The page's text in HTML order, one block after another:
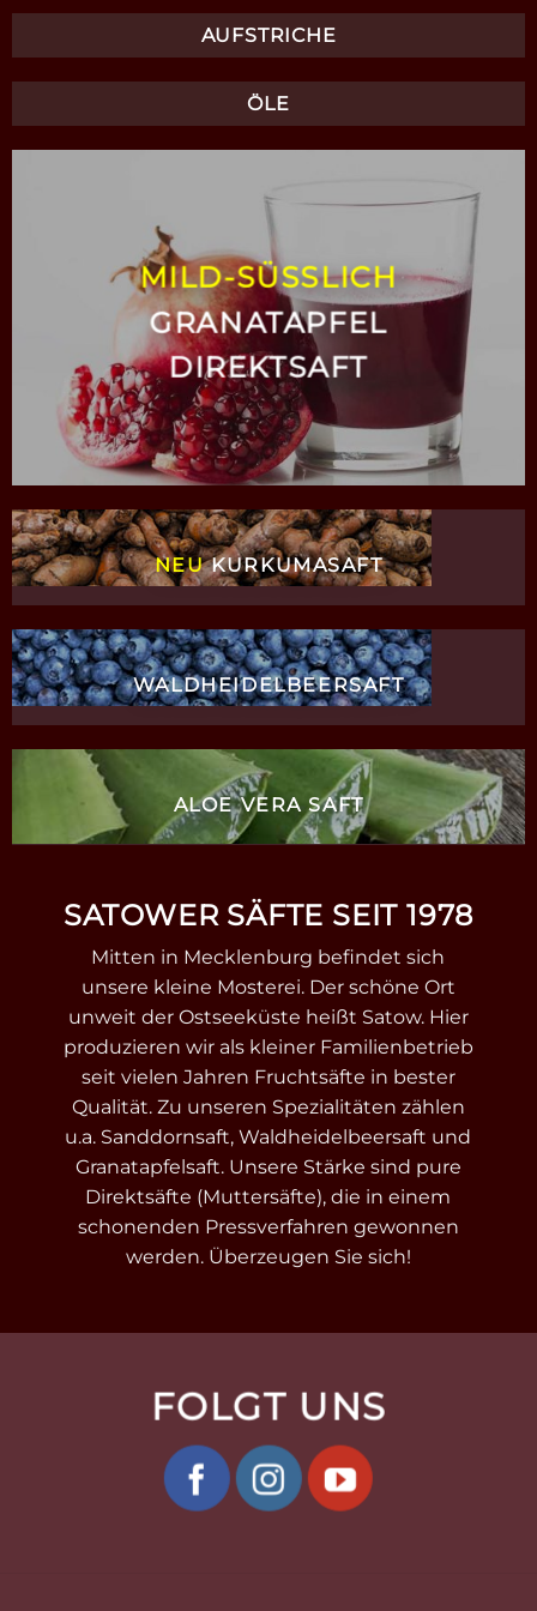
AUFSTRICHE
ÖLE
MILD-SÜSSLICH
GRANATAPFEL
DIREKTSAFT
NEUKURKUMASAFT
WALDHEIDELBEERSAFT
ALOE VERA SAFT
SATOWER SÄFTE SEIT 1978
Mitten in Mecklenburg befindet sich
unsere kleine Mosterei. Der schöne Ort
unweit der Ostseeküste heißt Satow. Hier
produzieren wir als kleiner Familienbetrieb
seit vielen Jahren Fruchtsäfte in bester
Qualität. Zu unseren Spezialitäten zählen
u.a. Sanddornsaft, Waldheidelbeersaft und
Granatapfelsaft. Unsere Stärke sind pure
Direktsäfte (Muttersäfte), die in einem
schonenden Pressverfahren gewonnen
werden. Überzeugen Sie sich!
FOLGT UNS